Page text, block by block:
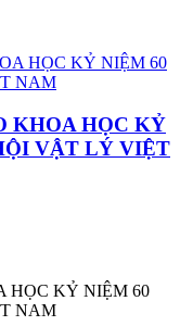
KHOA HỌC KỶ
VẬT LÝ VIỆT
HỌC KỶ NIỆM 60
NAM